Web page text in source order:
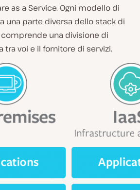
as a Service. Ogni modello di
una parte diversa dello stack di
una divisione di
tra voi e il fornitore di servizi.